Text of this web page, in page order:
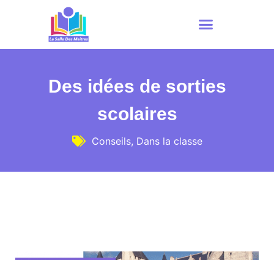
Des idées de sorties
scolaires
Conseils, Dans la classe